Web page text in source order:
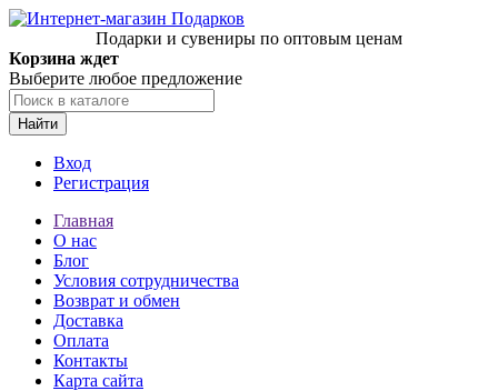
Подарки и сувениры по оптовым ценам
Корзина ждет
Выберите любое предложение
Найти
Вход
Регистрация
Главная
О нас
Блог
Условия сотрудничества
Возврат и обмен
Доставка
Оплата
Контакты
Карта сайта